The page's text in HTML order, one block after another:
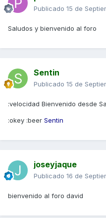
Publicado 15 de
Saludos y bienvenido al foro
Sentin
Publicado 15 de
:velocidad Bienvenido desde
:okey :beer Sentin
joseyjaque
Publicado 16 de
bienvenido al foro david